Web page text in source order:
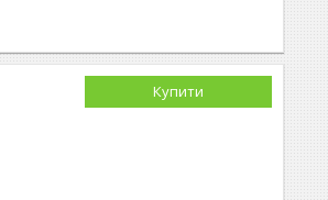
Купити